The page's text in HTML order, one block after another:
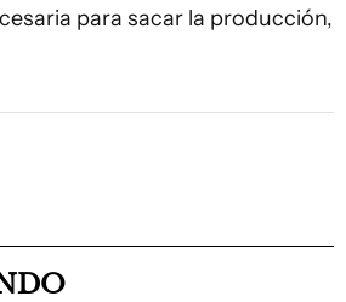
para sacar la producción,